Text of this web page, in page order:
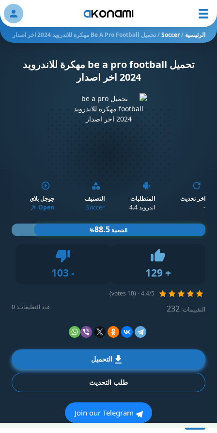
الرئيسية /
Soccer
/تحميل Be A Pro Football مهكرة للاندرويد 2024 اخر اصدار
تحميل be a pro football مهكرة للاندرويد
2024 اخر اصدار
اخر تحديث
-
المتطلبات
اندرويد 4.4
التصنيف
Soccer
جوجل بلاي
Open
+
129
Like
-
103
4.4/5 - (10 votes)
التقييمات: 232 عدد التعليقات: 0
الشعبية 88.5
%
التحميل
طلب التحديث